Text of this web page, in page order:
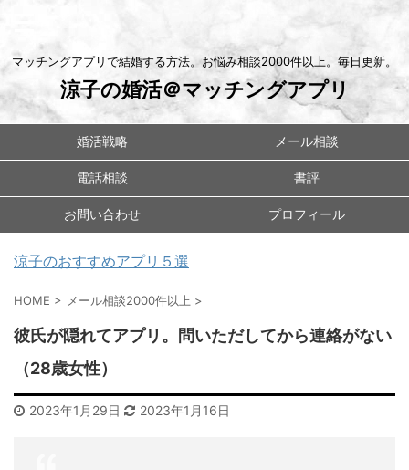
マッチングアプリで結婚する方法。お悩み相談2000件以上。毎日更新。
涼子の婚活＠マッチングアプリ
婚活戦略 メール相談
電話相談 書評
お問い合わせ プロフィール
涼子のおすすめアプリ５選
HOME > メール相談2000件以上 >
彼氏が隠れてアプリ。問いただしてから連絡がない
（28歳女性）
2023年1月29日 2023年1月16日